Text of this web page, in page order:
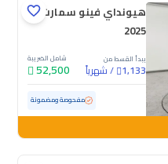
هيونداي فينو سمارت
2025
يبدأ القسط من
1,133
/شهرياً
شامل الضريبة
52,500
مفحوصة ومضمونة